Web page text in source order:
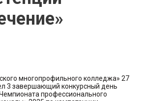
многопрофильного колледжа» 27
3 завершающий конкурсный день
профессионального